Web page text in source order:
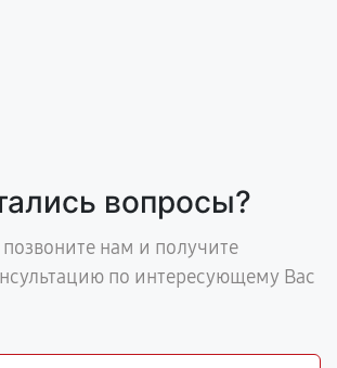
вопросы?
нам и получите
по интересующему Вас